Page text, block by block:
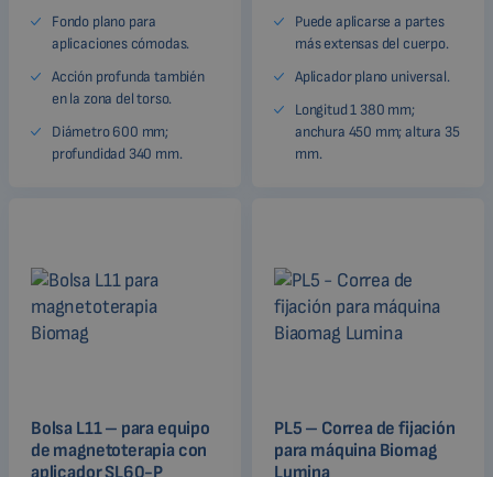
Fondo plano para
aplicaciones cómodas.
Acción profunda también
en la zona del torso.
Diámetro 600 mm;
profundidad 340 mm.
Puede aplicarse a partes
más extensas del cuerpo.
Aplicador plano universal.
Longitud 1 380 mm;
anchura 450 mm; altura 35
mm.
Bolsa L11 – para equipo
de magnetoterapia con
aplicador SL60-P
PL5 – Correa de fijación
para máquina Biomag
Lumina